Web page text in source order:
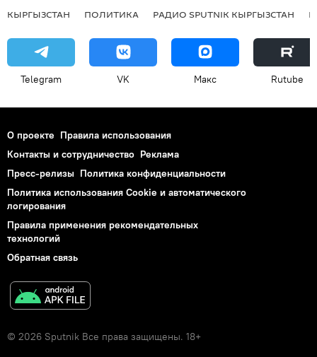
КЫРГЫЗСТАН ПОЛИТИКА РАДИО SPUTNIK КЫРГЫЗСТАН
Telegram VK Макс Rutube
О проекте Правила использования
Контакты и сотрудничество Реклама
Пресс-релизы Политика конфиденциальности
Политика использования Cookie и автоматического
логирования
Правила применения рекомендательных
технологий
Обратная связь
© 2026 Sputnik Все права защищены. 18+